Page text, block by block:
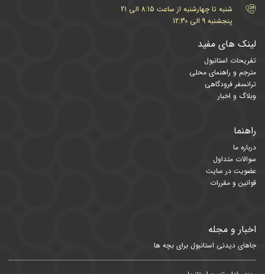
شنبه تا چهارشنبه از ساعت 8:15 الی 21
پنجشنبه 9 الی 12:30
لینک های مفید
تفریحات استانبول
مترجم و راهنمای محلی
ترانسفر فرودگاهی
وبلاگ و اخبار
راهنما
درباره ما
سوالات متداول
عضویت در سایت
قوانین و مقررات
اخبار و مجله
جاهای دیدنی استانبول برای بچه ها